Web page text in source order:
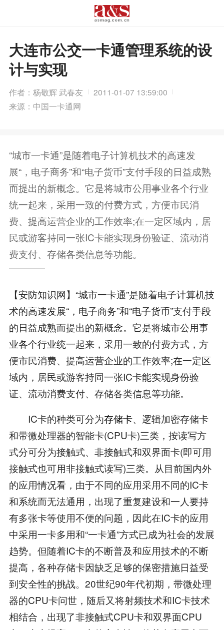
大连市公交一卡通管理系统的设
计与实现
作者：杨敬辉 武春友
2011-01-07 13:59:00
来源：中国一卡通网
“城市一卡通”是随着电子计算机技术的高速发
展“，电子商务”和“电子货币”支付手段的日益成熟
而提出的新概念。它是将城市公用事业各个行业
统一起来，采用一致的付费方式，方便市民消
费、提高运营企业的工作效率;在一定区域内，居
民或游客持同一张IC卡能实现身份验证、流动消
费支付、存储各类信息等功能。
【安防知识网】“城市一卡通”是随着电子计算机技
术的高速发展“，电子商务”和“电子货币”支付手段
的日益成熟而提出的新概念。它是将城市公用事
业各个行业统一起来，采用一致的付费方式，方
便市民消费、提高运营企业的工作效率;在一定区
域内，居民或游客持同一张IC卡能实现身份验
证、流动消费支付、存储各类信息等功能。
IC卡的种类可分为存储卡、逻辑加密存储卡
和带微处理器的智能卡(CPU卡)三类，按读写方
式分可分为接触式、非接触式和双界面卡(即可用
接触式也可用非接触式读写)三类。从目前国内外
的应用情况看，由于不同的应用采用不同的IC卡
和系统而无法通用，出现了重复建设和一人要持
有多张卡等使用不便的问题，因此在IC卡的应用
中采用一卡多用和“一卡通”方式已成为社会的发展
趋势。但随着IC卡的不断普及和应用技术的不断
提高，各种存储卡因缺乏足够的保密措施日益受
到安全性的挑战。20世纪90年代初期，带微处理
器的CPU卡问世，随后又将射频技术和IC卡技术
相结合，出现了非接触式CPU卡和双界面CPU